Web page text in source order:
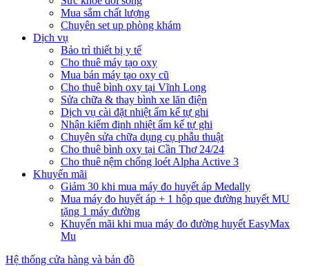
Mua sắm chất lượng
Chuyên set up phòng khám
Dịch vụ
Bảo trì thiết bị y tế
Cho thuê máy tạo oxy
Mua bán máy tạo oxy cũ
Cho thuê bình oxy tại Vĩnh Long
Sửa chữa & thay bình xe lăn điện
Dịch vụ cài đặt nhiệt ẩm kế tự ghi
Nhận kiểm định nhiệt ẩm kế tự ghi
Chuyên sửa chữa dụng cụ phẫu thuật
Cho thuê bình oxy tại Cần Thơ 24/24
Cho thuê nệm chống loét Alpha Active 3
Khuyến mãi
Giảm 30 khi mua máy đo huyết áp Medally
Mua máy đo huyết áp + 1 hộp que đường huyết MU
tặng 1 máy đường
Khuyến mãi khi mua máy đo đường huyết EasyMax
Mu
Hệ thống cửa hàng và bản đồ